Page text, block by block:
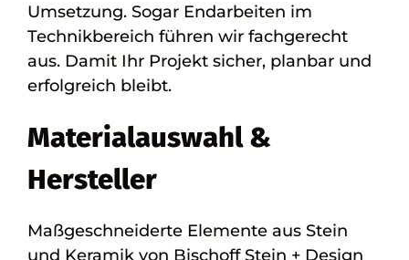
Umsetzung. Sogar Endarbeiten im
Technikbereich führen wir fachgerecht
aus. Damit Ihr Projekt sicher, planbar und
erfolgreich bleibt.
Materialauswahl &
Hersteller
Maßgeschneiderte Elemente aus Stein
und Keramik von Bischoff Stein + Design